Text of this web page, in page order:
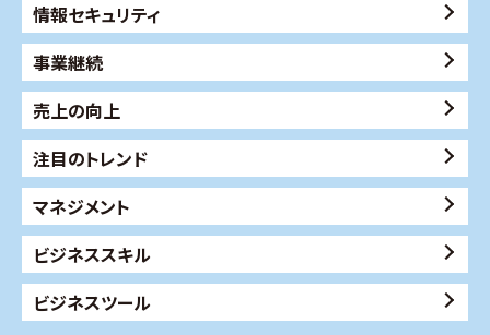
情報セキュリティ
事業継続
売上の向上
注目のトレンド
マネジメント
ビジネススキル
ビジネスツール